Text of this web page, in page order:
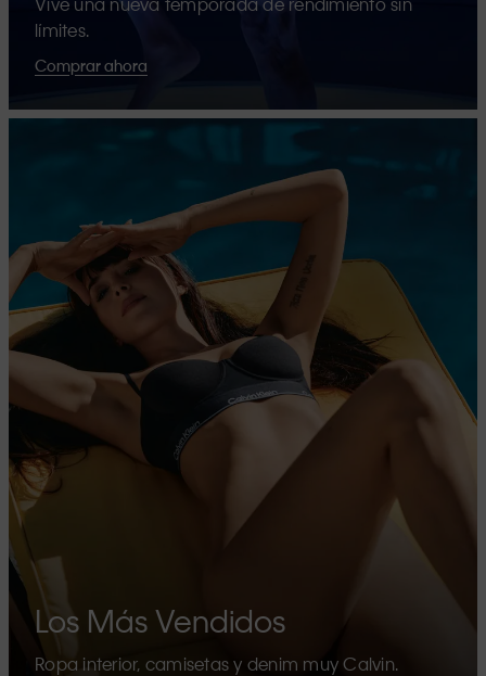
límites.
Comprar ahora
Los Más Vendidos
Ropa interior, camisetas y denim muy Calvin.